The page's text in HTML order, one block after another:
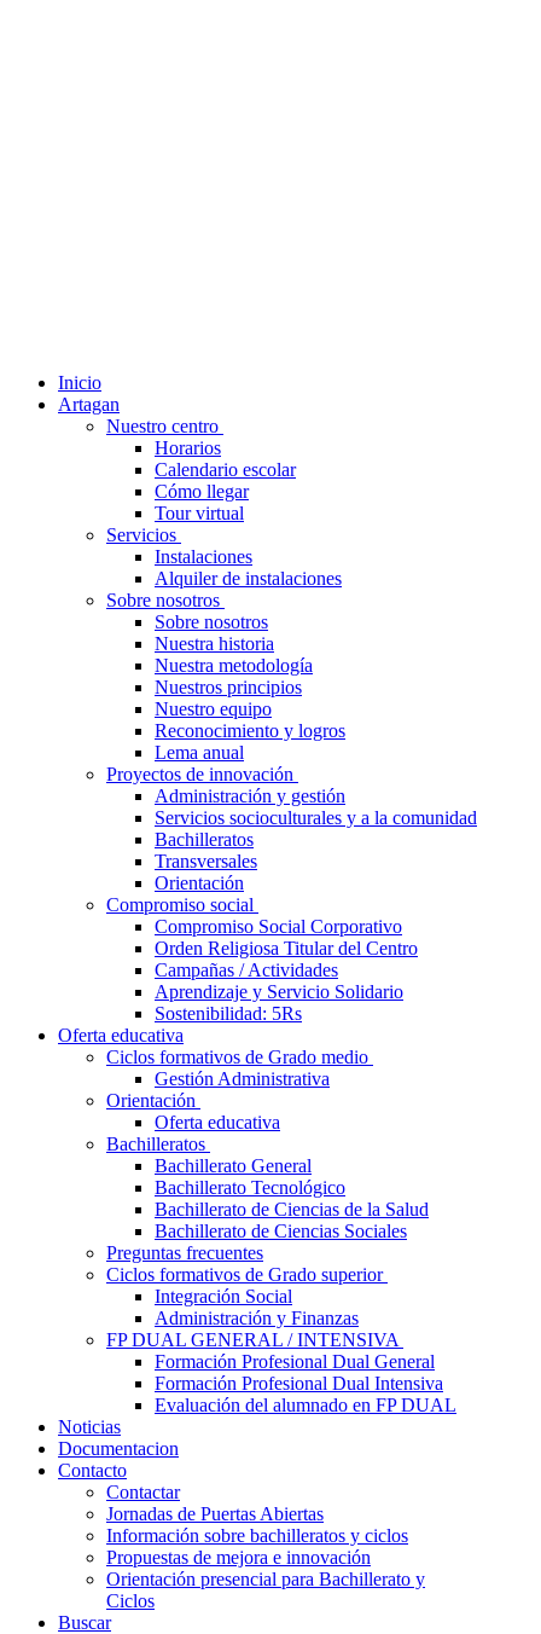
Inicio
Artagan
Nuestro centro
Horarios
Calendario escolar
Cómo llegar
Tour virtual
Servicios
Instalaciones
Alquiler de instalaciones
Sobre nosotros
Sobre nosotros
Nuestra historia
Nuestra metodología
Nuestros principios
Nuestro equipo
Reconocimiento y logros
Lema anual
Proyectos de innovación
Administración y gestión
Servicios socioculturales y a la comunidad
Bachilleratos
Transversales
Orientación
Compromiso social
Compromiso Social Corporativo
Orden Religiosa Titular del Centro
Campañas / Actividades
Aprendizaje y Servicio Solidario
Sostenibilidad: 5Rs
Oferta educativa
Ciclos formativos de Grado medio
Gestión Administrativa
Orientación
Oferta educativa
Bachilleratos
Bachillerato General
Bachillerato Tecnológico
Bachillerato de Ciencias de la Salud
Bachillerato de Ciencias Sociales
Preguntas frecuentes
Ciclos formativos de Grado superior
Integración Social
Administración y Finanzas
FP DUAL GENERAL / INTENSIVA
Formación Profesional Dual General
Formación Profesional Dual Intensiva
Evaluación del alumnado en FP DUAL
Noticias
Documentacion
Contacto
Contactar
Jornadas de Puertas Abiertas
Información sobre bachilleratos y ciclos
Propuestas de mejora e innovación
Orientación presencial para Bachillerato y
Ciclos
Buscar